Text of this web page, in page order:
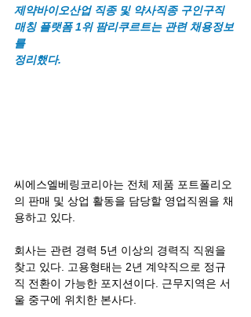
제약바이오산업 직종 및 약사직종 구인구직
매칭 플랫폼 1위 팜리쿠르트는 관련 채용정보
를
정리했다.
씨에스엘베링코리아는 전체 제품 포트폴리오
의 판매 및 상업 활동을 담당할 영업직원을 채
용하고 있다.
회사는 관련 경력 5년 이상의 경력직 직원을
찾고 있다. 고용형태는 2년 계약직으로 정규
직 전환이 가능한 포지션이다. 근무지역은 서
울 중구에 위치한 본사다.